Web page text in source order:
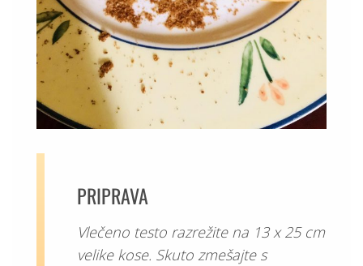
PRIPRAVA
Vlečeno testo razrežite na 13 x 25 cm
velike kose. Skuto zmešajte s